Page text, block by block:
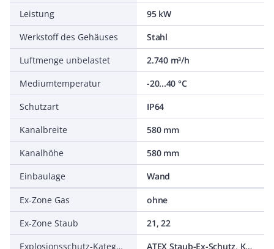
Leistung
95 kW
Werkstoff des Gehäuses
Stahl
Luftmenge unbelastet
2.740 m³/h
Mediumtemperatur
-20...40 °C
Schutzart
IP64
Kanalbreite
580 mm
Kanalhöhe
580 mm
Einbaulage
Wand
Ex-Zone Gas
ohne
Ex-Zone Staub
21, 22
Explosionsschutz-Kategorie für Staub
ATEX Staub-Ex-Schutz, Kat. 2D